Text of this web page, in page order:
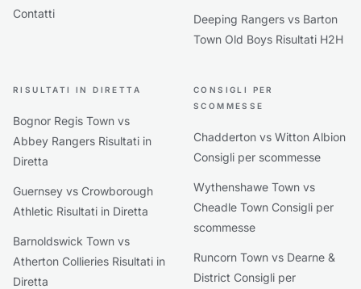
Contatti
Deeping Rangers vs Barton
Town Old Boys Risultati H2H
RISULTATI IN DIRETTA
Bognor Regis Town vs
Abbey Rangers Risultati in
Diretta
Guernsey vs Crowborough
Athletic Risultati in Diretta
Barnoldswick Town vs
Atherton Collieries Risultati in
Diretta
CONSIGLI PER
SCOMMESSE
Chadderton vs Witton Albion
Consigli per scommesse
Wythenshawe Town vs
Cheadle Town Consigli per
scommesse
Runcorn Town vs Dearne &
District Consigli per